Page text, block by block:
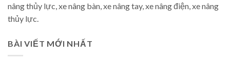
nâng thủy lực, xe nâng bàn, xe nâng tay, xe nâng điện, xe nâng
thủy lực.
BÀI VIẾT MỚI NHẤT